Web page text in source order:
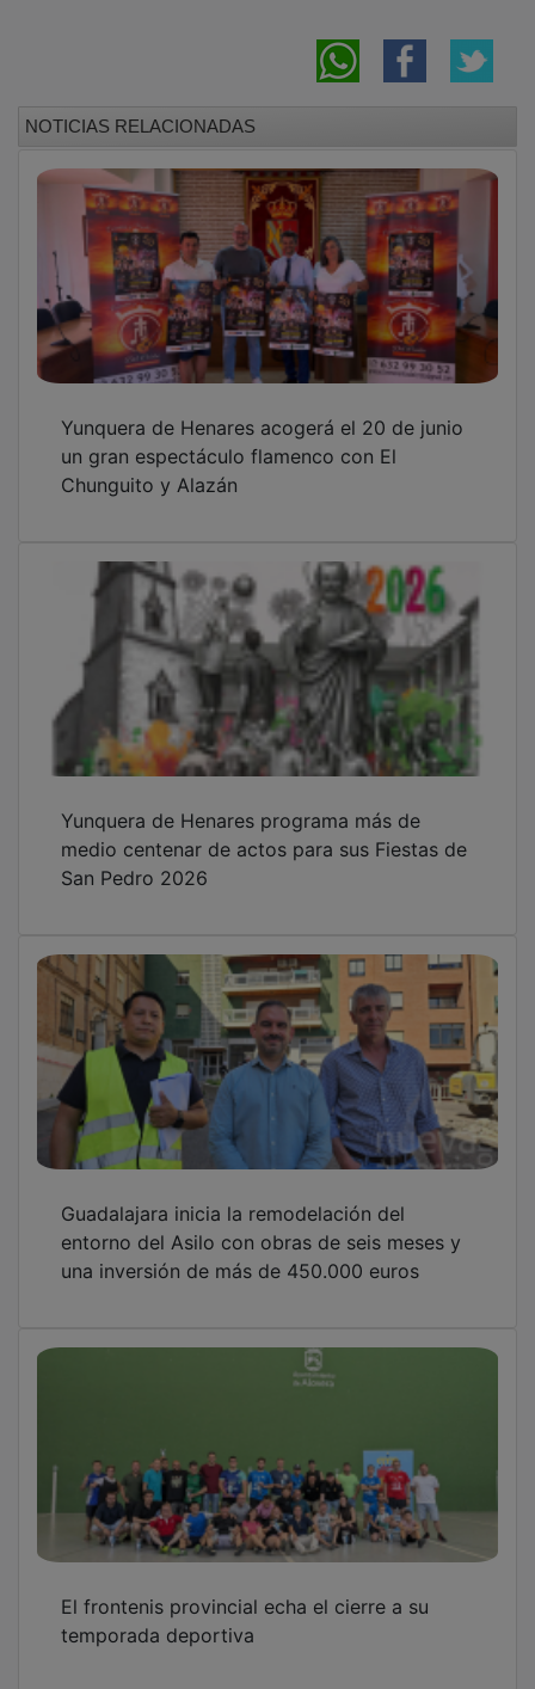
Yunquera de Henares programa más de
medio centenar de actos para sus Fiestas de
San Pedro 2026
Guadalajara inicia la remodelación del
entorno del Asilo con obras de seis meses y
una inversión de más de 450.000 euros
El frontenis provincial echa el cierre a su
temporada deportiva
Yunquera de Henares celebra su XVI Marcha
por la Integración bajo el lema Capacidades
diferentes, sonrisas infinitas